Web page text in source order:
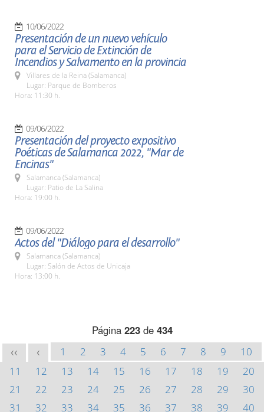
10/06/2022
Presentación de un nuevo vehículo
para el Servicio de Extinción de
Incendios y Salvamento en la provincia
Villares de la Reina (Salamanca)
Lugar: Parque de Bomberos
Hora: 11:30 h.
09/06/2022
Presentación del proyecto expositivo
Poéticas de Salamanca 2022, "Mar de
Encinas"
Salamanca (Salamanca)
Lugar: Patio de La Salina
Hora: 19:00 h.
09/06/2022
Actos del "Diálogo para el desarrollo"
Salamanca (Salamanca)
Lugar: Salón de Actos de Unicaja
Hora: 13:00 h.
Página 223de 434
<< < 1 2 3 4 5 6 7 8 9
10
11
12 13 14 15 16 17 18 19
20
21
22 23 24 25 26 27 28 29
30
31
32 33 34 35 36 37 38 39
40